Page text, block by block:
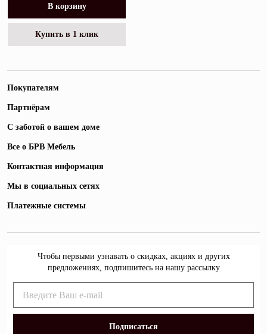
В корзину
Купить в 1 клик
Покупателям
Партнёрам
С заботой о вашем доме
Все о БРВ Мебель
Контактная информация
Мы в социальных сетях
Платежные системы
Чтобы первыми узнавать о скидках, акциях и других
предложениях, подпишитесь на нашу рассылку